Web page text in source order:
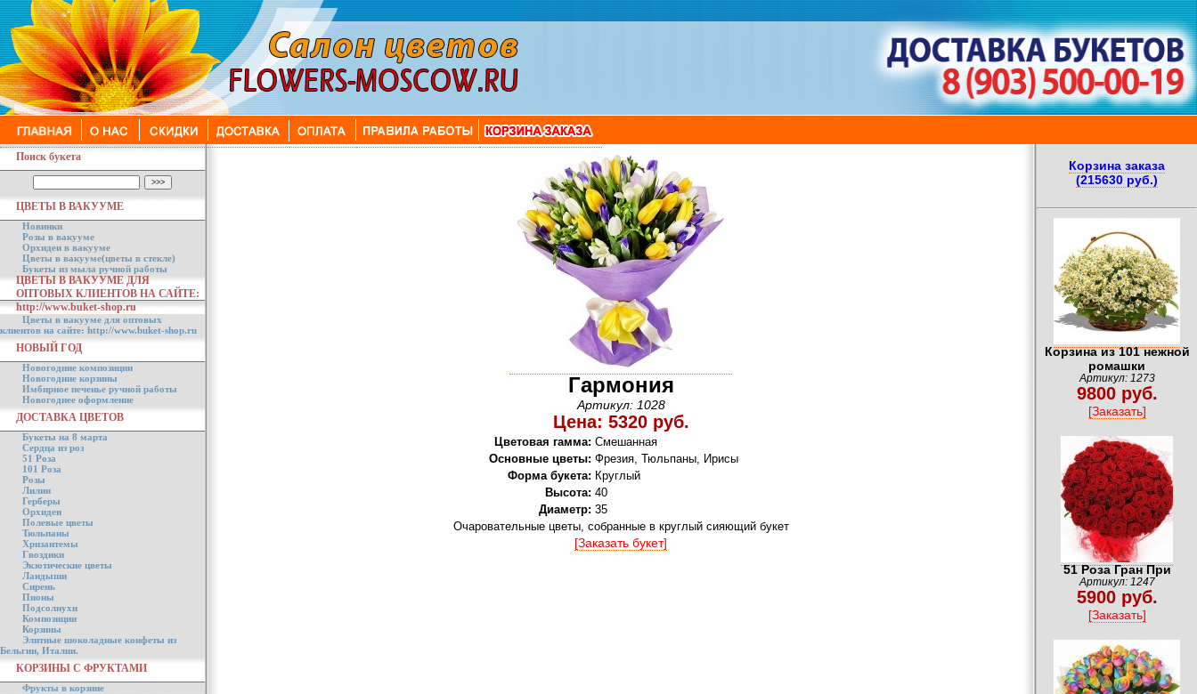
Поиск букета
ЦВЕТЫ В ВАКУУМЕ
Новинки
Розы в вакууме
Орхидеи в вакууме
Цветы в вакууме(цветы в стекле)
Букеты из мыла ручной работы
ЦВЕТЫ В ВАКУУМЕ ДЛЯ
ОПТОВЫХ КЛИЕНТОВ НА САЙТЕ:
http://www.buket-shop.ru
Цветы в вакууме для оптовых
клиентов на сайте: http://www.buket-shop.ru
НОВЫЙ ГОД
Новогодние композиции
Новогодние корзины
Имбирное печенье ручной работы
Новогоднее оформление
ДОСТАВКА ЦВЕТОВ
Букеты на 8 марта
Сердца из роз
51 Роза
101 Роза
Розы
Лилии
Герберы
Орхидеи
Полевые цветы
Тюльпаны
Хризантемы
Гвоздики
Экзотические цветы
Ландыши
Сирень
Пионы
Подсолнухи
Композиции
Корзины
Элитные шоколадные конфеты из
Бельгии, Италии.
КОРЗИНЫ С ФРУКТАМИ
Фрукты в корзине
Гармония
Артикул: 1028
Цена: 5320 руб.
Цветовая гамма: Смешанная
Основные цветы: Фрезия, Тюльпаны, Ирисы
Форма букета: Круглый
Высота: 40
Диаметр: 35
Очаровательные цветы, собранные в круглый сияющий букет
[Заказать букет]
Корзина заказа
(215630 руб.)
Корзина из 101 нежной
ромашки
Артикул: 1273
9800 руб.
[Заказать]
51 Роза Гран При
Артикул: 1247
5900 руб.
[Заказать]